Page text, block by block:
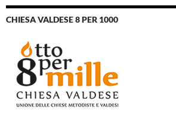
CHIESA VALDESE 8 PER 1000